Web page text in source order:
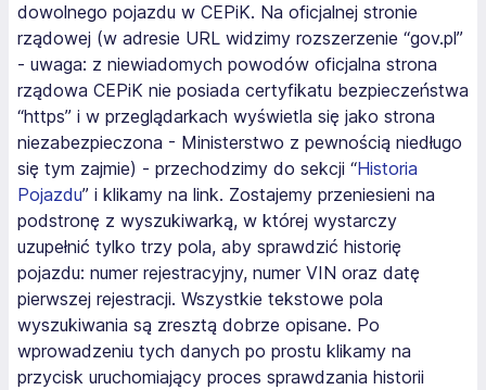
dowolnego pojazdu w CEPiK. Na oficjalnej stronie
rządowej (w adresie URL widzimy rozszerzenie “gov.pl”
- uwaga: z niewiadomych powodów oficjalna strona
rządowa CEPiK nie posiada certyfikatu bezpieczeństwa
“https” i w przeglądarkach wyświetla się jako strona
niezabezpieczona - Ministerstwo z pewnością niedługo
się tym zajmie) - przechodzimy do sekcji “Historia
Pojazdu” i klikamy na link. Zostajemy przeniesieni na
podstronę z wyszukiwarką, w której wystarczy
uzupełnić tylko trzy pola, aby sprawdzić historię
pojazdu: numer rejestracyjny, numer VIN oraz datę
pierwszej rejestracji. Wszystkie tekstowe pola
wyszukiwania są zresztą dobrze opisane. Po
wprowadzeniu tych danych po prostu klikamy na
przycisk uruchomiający proces sprawdzania historii